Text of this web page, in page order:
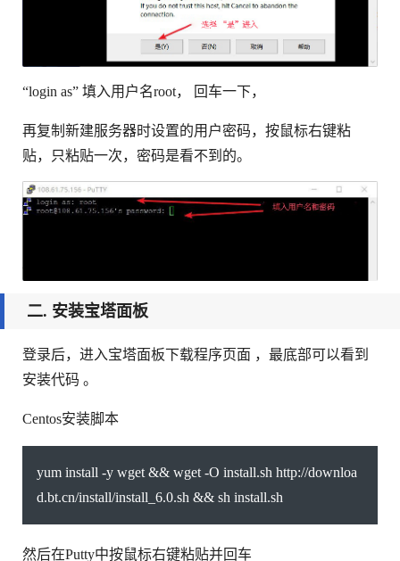
“login as” 填入用户名root， 回车一下，
再复制新建服务器时设置的用户密码，按鼠标右键粘
贴，只粘贴一次，密码是看不到的。
二. 安装宝塔面板
登录后，进入宝塔面板下载程序页面 ，最底部可以看到
安装代码 。
Centos安装脚本
yum install -y wget && wget -O install.sh http://downloa
d.bt.cn/install/install_6.0.sh && sh install.sh
然后在Putty中按鼠标右键粘贴并回车